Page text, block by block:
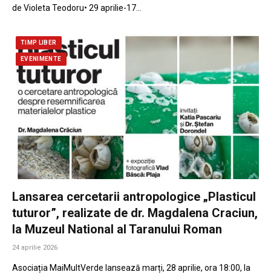
de Violeta Teodoru• 29 aprilie-17…
TIMP LIBER
EVENIMENTE
Lansarea cercetarii antropologice „Plasticul
tuturor”, realizate de dr. Magdalena Craciun,
la Muzeul National al Taranului Roman
24 aprilie 2026
Asociația MaiMultVerde lansează marți, 28 aprilie, ora 18:00, la